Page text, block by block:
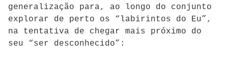
generalização para, ao longo do conjunto
explorar de perto os “labirintos do Eu”,
na tentativa de chegar mais próximo do
seu “ser desconhecido”: